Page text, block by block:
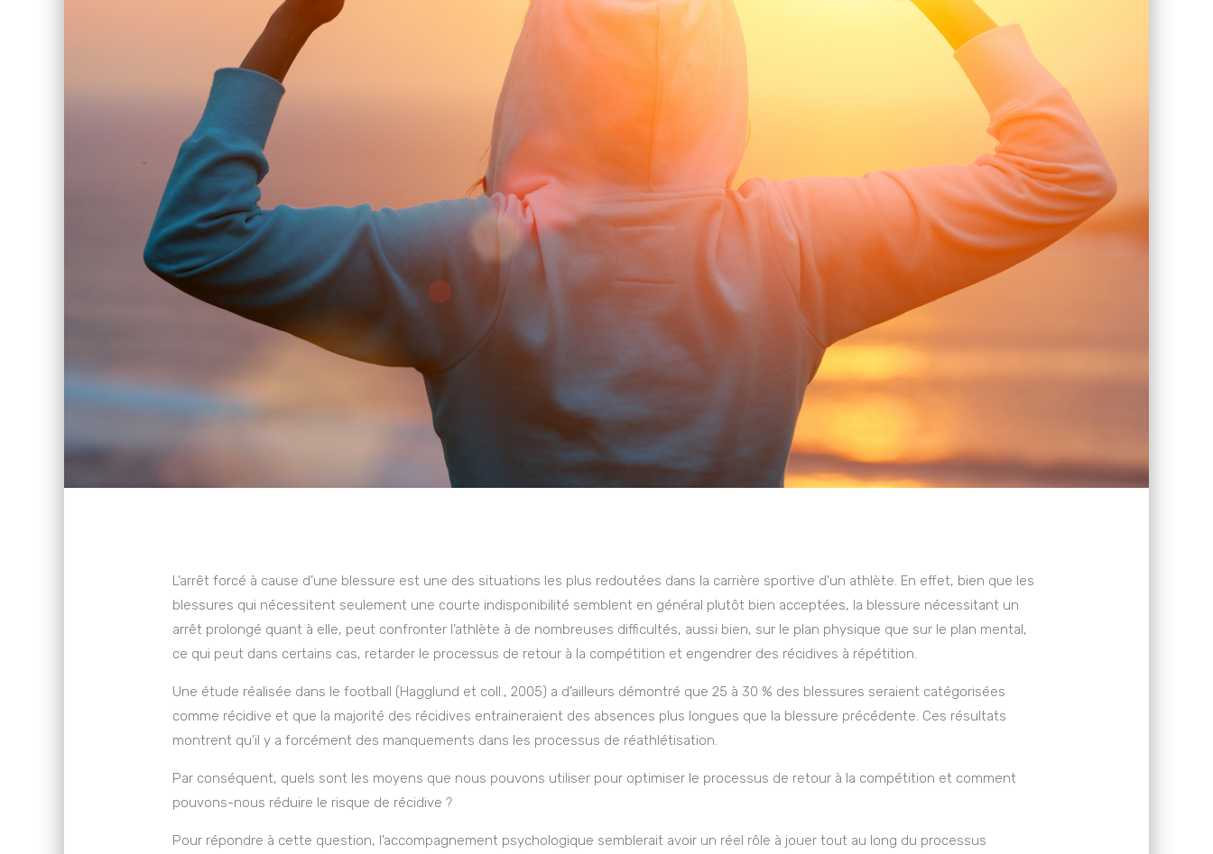
L’arrêt forcé à cause d’une blessure est une des situations les plus redoutées dans la carrière sportive d’un athlète. En effet, bien que les
blessures qui nécessitent seulement une courte indisponibilité semblent en général plutôt bien acceptées, la blessure nécessitant un
arrêt prolongé quant à elle, peut confronter l’athlète à de nombreuses difficultés, aussi bien, sur le plan physique que sur le plan mental,
ce qui peut dans certains cas, retarder le processus de retour à la compétition et engendrer des récidives à répétition.
Une étude réalisée dans le football (Hagglund et coll., 2005) a d’ailleurs démontré que 25 à 30 % des blessures seraient catégorisées
comme récidive et que la majorité des récidives entraineraient des absences plus longues que la blessure précédente. Ces résultats
montrent qu’il y a forcément des manquements dans les processus de réathlétisation.
Par conséquent, quels sont les moyens que nous pouvons utiliser pour optimiser le processus de retour à la compétition et comment
pouvons-nous réduire le risque de récidive ?
Pour répondre à cette question, l’accompagnement psychologique semblerait avoir un réel rôle à jouer tout au long du processus